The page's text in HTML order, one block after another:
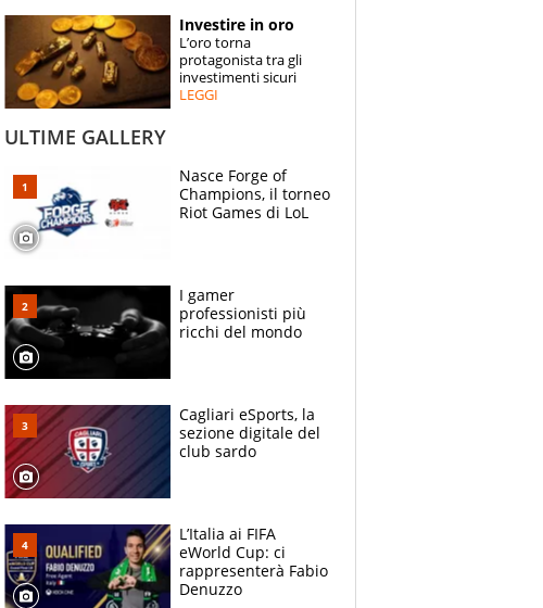
SPECIALI
ESPERTI
Investire in oro
L’oro torna
protagonista tra gli
investimenti sicuri
LEGGI
ULTIME GALLERY
Nasce Forge of
Champions, il torneo
Riot Games di LoL
I gamer
professionisti più
ricchi del mondo
Cagliari eSports, la
sezione digitale del
club sardo
L’Italia ai FIFA
eWorld Cup: ci
rappresenterà Fabio
Denuzzo